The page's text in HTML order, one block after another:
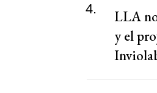
4.
LLA
y el